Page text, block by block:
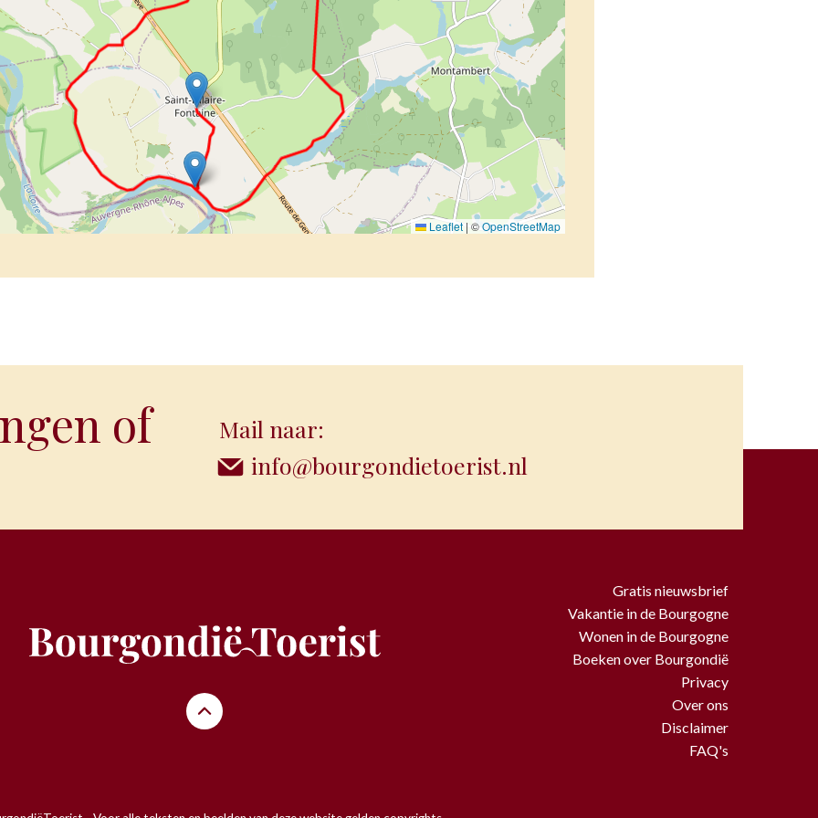
Leaflet | ©OpenStreetMap
of
Mail naar:
info@bourgondietoerist.nl
Gratis nieuwsbrief
Vakantie in de Bourgogne
Wonen in de Bourgogne
Boeken over Bourgondië
Privacy
Over ons
Disclaimer
FAQ's